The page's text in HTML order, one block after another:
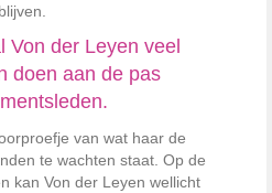
Von der Leyen veel
doen aan de pas
van wat haar de
te wachten staat. Op de
kan Von der Leyen wellicht